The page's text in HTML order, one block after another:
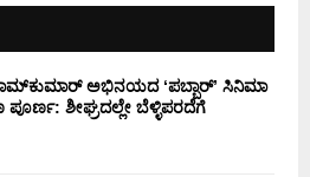
ಅಭಿನಯದ ‘ಪಬ್ಬಾರ್’ ಸಿನಿಮಾ
ಪೂರ್ಣ: ಶೀಘ್ರದಲ್ಲೇ ಬೆಳ್ಳಿಪರದೆಗೆ